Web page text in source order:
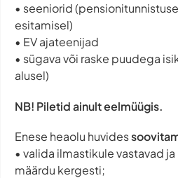
• seeniorid
esitamisel)
• EV ajateenijad
• sügava või raske puudega
alusel)
NB! Piletid ainult eelmüügis.
Enese heaolu huvides
• valida ilmastikule vastavad
määrdu kergesti;